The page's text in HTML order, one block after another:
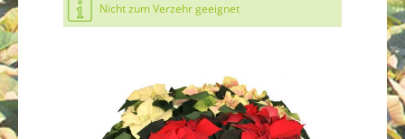
Nicht zum Verzehr geeignet